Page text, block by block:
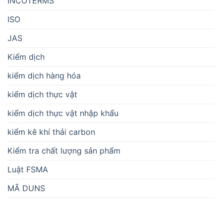
ISO
JAS
Kiểm dịch
kiểm dịch hàng hóa
kiểm dịch thực vật
kiểm dịch thực vật nhập khẩu
kiểm kê khí thải carbon
Kiểm tra chất lượng sản phẩm
Luật FSMA
MÃ DUNS